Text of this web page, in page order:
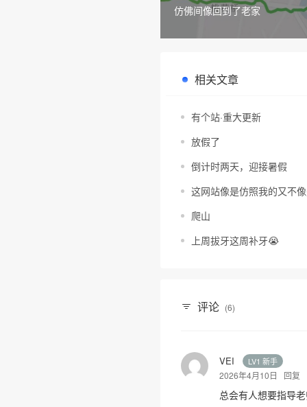
仿佛间像回到了老家
相关文章
有个站·重大更新
放假了
倒计时两天，迎接暑假
这网站像是仿照我的又不
爬山
上周拔牙这周补牙😭
评论 (6)
VEI LV1 新手
2026年4月10日 回复
总会有人想要指导